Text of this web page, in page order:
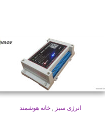
انرژی سبز , خانه هوشمند